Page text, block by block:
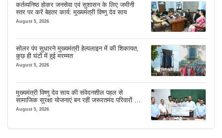
कर्तव्यनिष्ठ होकर जनसेवा एवं सुशासन के लिए जमीनी
स्तर पर करें बेहतर कार्य: मुख्यमंत्री विष्णु देव साय
August 5, 2026
सोलर पंप सुधारने मुख्यमंत्री हेल्पलाइन में की शिकायत,
कुछ ही घंटों में हुई मरम्मत
August 5, 2026
मुख्यमंत्री विष्णु देव साय की संवेदनशील पहल से
सामाजिक सुरक्षा योजनाएं बन रहीं जरूरतमंद परिवारों का
मजबूत सहारा
August 5, 2026